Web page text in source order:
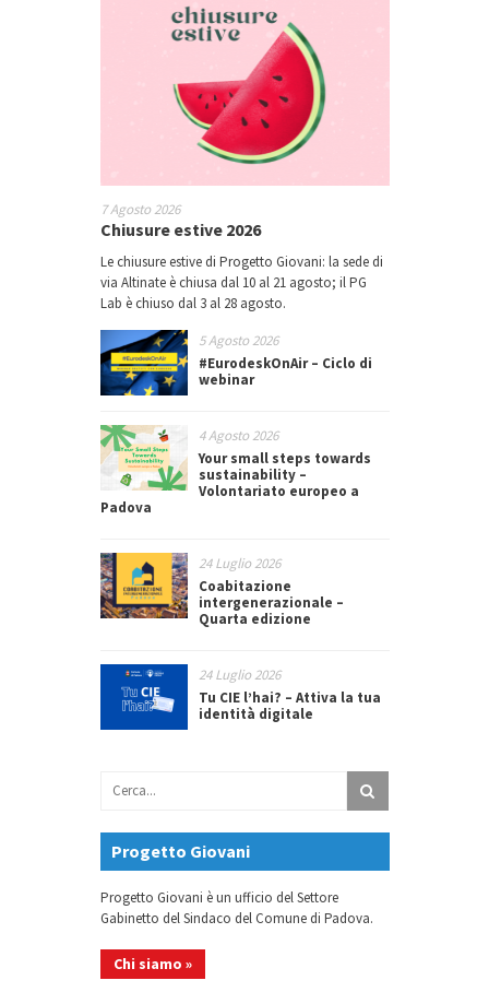
7 Agosto 2026
Chiusure estive 2026
Le chiusure estive di Progetto Giovani: la sede di
via Altinate è chiusa dal 10 al 21 agosto; il PG
Lab è chiuso dal 3 al 28 agosto.
5 Agosto 2026
#EurodeskOnAir – Ciclo di
webinar
4 Agosto 2026
Your small steps towards
sustainability –
Volontariato europeo a
Padova
24 Luglio 2026
Coabitazione
intergenerazionale –
Quarta edizione
24 Luglio 2026
Tu CIE l’hai? – Attiva la tua
identità digitale
Progetto Giovani
Progetto Giovani è un ufficio del Settore
Gabinetto del Sindaco del Comune di Padova.
Chi siamo »